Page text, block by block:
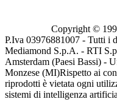
Copyright ©
P.Iva 03976881007 - Tutti i
Mediamond S.p.A. - RTI
Amsterdam (Paesi Bassi) -
Monzese (MI)Rispetto ai
riprodotti è vietata ogni
sistemi di intelligenza